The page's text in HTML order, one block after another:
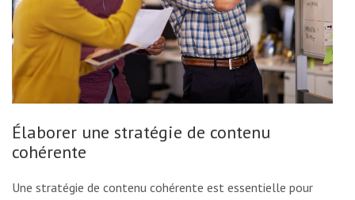
Élaborer une stratégie de contenu
cohérente
Une stratégie de contenu cohérente est essentielle pour